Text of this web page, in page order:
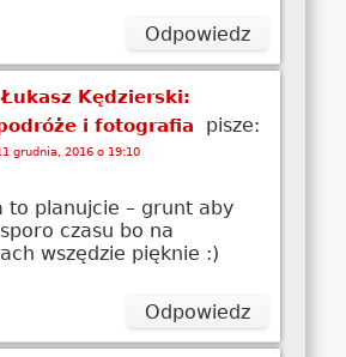
Odpowiedz
Łukasz Kędzierski:
i fotografia
pisze:
grudnia, 2016 o 19:10
to planujcie – grunt aby
czasu bo na
wszędzie pięknie :)
Odpowiedz